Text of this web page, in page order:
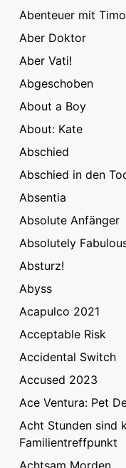
Abenteuer mit
Aber Doktor
Aber Vati!
Abgeschoben
About a Boy
About: Kate
Abschied
Abschied in den
Absentia
Absolute Anfänger
Absolutely
Absturz!
Abyss
Acapulco 2021
Acceptable Risk
Accidental Switch
Accused 2023
Ace Ventura: Pet
Acht Stunden sind
Familientreffpunkt
Achtsam Morden